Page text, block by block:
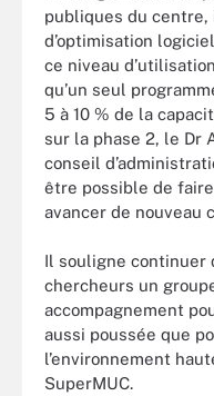
publiques du
d’optimisation
ce niveau
qu’un seul
5 à 10 % de la
sur la phase 2, le Dr
conseil
être possible de
avancer de nouveau
Il souligne continuer
chercheurs un
accompagnement
aussi poussée que
l’environnement
SuperMUC.